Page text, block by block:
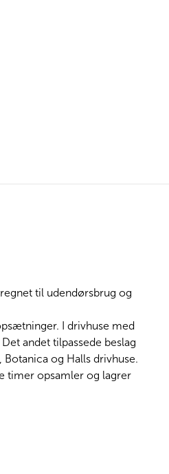
til udendørsbrug og
I drivhuse med
andet tilpassede beslag
og Halls drivhuse.
timer opsamler og lagrer